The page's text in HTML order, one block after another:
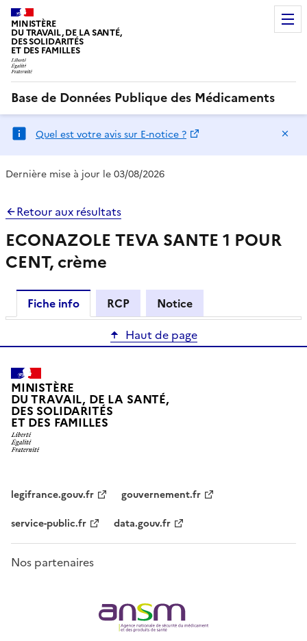
MINISTÈRE
DU TRAVAIL, DE LA SANTÉ,
DES SOLIDARITÉS
ET DES FAMILLES
Base de Données Publique des Médicaments
Quel est votre avis sur E-notice ?
Dernière mise à jour le 03/08/2026
Retour aux résultats
ECONAZOLE TEVA SANTE 1 POUR
CENT, crème
Fiche info RCP
Notice
Haut de page
MINISTÈRE
DU TRAVAIL, DE LA SANTÉ,
DES SOLIDARITÉS
ET DES FAMILLES
legifrance.gouv.fr
gouvernement.fr
service-public.fr
data.gouv.fr
Nos partenaires